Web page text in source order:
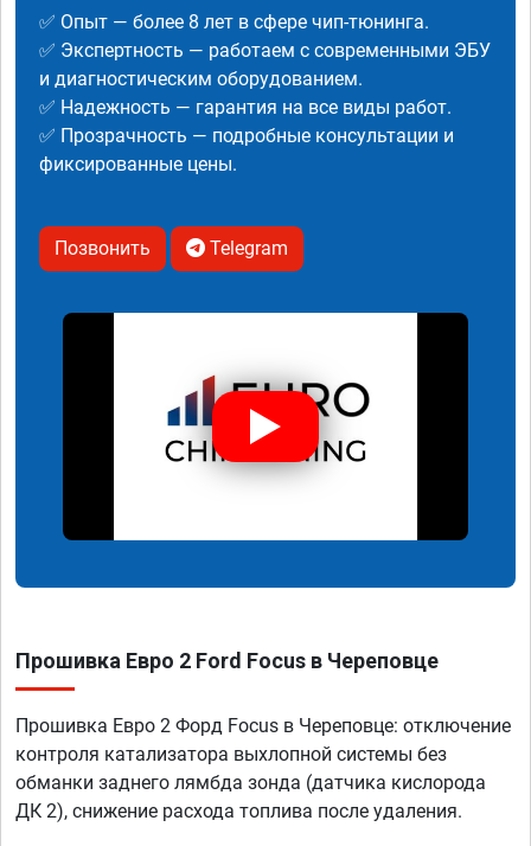
✅ Опыт — более 8 лет в сфере чип-тюнинга.
✅ Экспертность — работаем с современными ЭБУ
и диагностическим оборудованием.
✅ Надежность — гарантия на все виды работ.
✅ Прозрачность — подробные консультации и
фиксированные цены.
Позвонить Telegram
Прошивка Евро 2 Ford Focus в Череповце
Прошивка Евро 2 Форд Focus в Череповце: отключение
контроля катализатора выхлопной системы без
обманки заднего лямбда зонда (датчика кислорода
ДК 2), снижение расхода топлива после удаления.